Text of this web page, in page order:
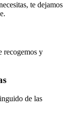
te dejamos
recogemos y
de las